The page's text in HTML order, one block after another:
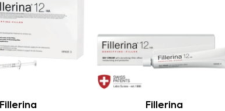
Fillerina Fillerina